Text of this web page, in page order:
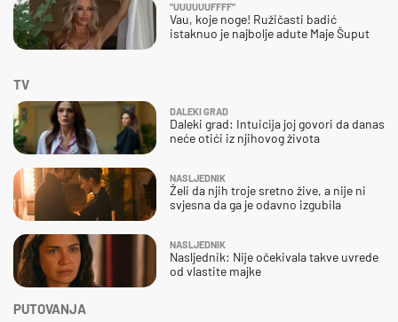
"UUUUUUFFFF"
Vau, koje noge! Ružičasti badić
istaknuo je najbolje adute Maje Šuput
TV
DALEKI GRAD
Daleki grad: Intuicija joj govori da danas
neće otići iz njihovog života
NASLJEDNIK
Želi da njih troje sretno žive, a nije ni
svjesna da ga je odavno izgubila
NASLJEDNIK
Nasljednik: Nije očekivala takve uvrede
od vlastite majke
PUTOVANJA